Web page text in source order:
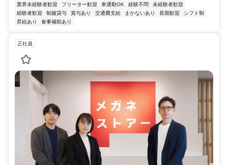
業界未経験者歓迎 フリーター歓迎 車通勤OK 経験不問
未経験者歓迎
経験者歓迎
制服貸与 賞与あり 交通費支給 まかないあり 長期歓迎
シフト制
昇給あり
食事補助あり
正社員